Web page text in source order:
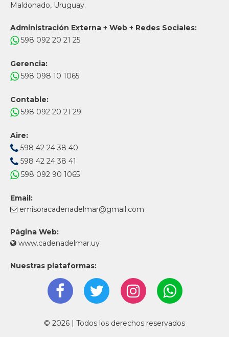
Maldonado, Uruguay.
Administración Externa + Web + Redes Sociales:
598 092 20 21 25
Gerencia:
598 098 10 1065
Contable:
598 092 20 21 29
Aire:
598 42 24 38 40
598 42 24 38 41
598 092 90 1065
Email:
emisoracadenadelmar@gmail.com
Página Web:
www.cadenadelmar.uy
Nuestras plataformas:
© 2026 | Todos los derechos reservados